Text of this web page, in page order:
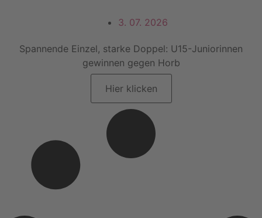
3. 07. 2026
Spannende Einzel, starke Doppel: U15-Juniorinnen
gewinnen gegen Horb
Hier klicken